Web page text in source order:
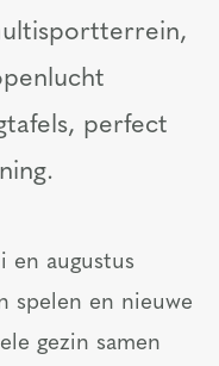
perfect
en augustus
spelen en nieuwe
gezin samen